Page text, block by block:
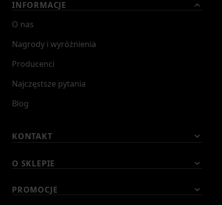
INFORMACJE
O nas
Nagrody i wyróżnienia
Producenci
Najczęstsze pytania
Blog
KONTAKT
O SKLEPIE
PROMOCJE